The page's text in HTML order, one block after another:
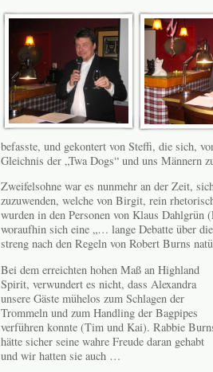
befasste, und gekontert von Steffi, die sich,
Gleichnis der „Twa Dogs“ und uns Männern
Zweifelsohne war es nunmehr an der Zeit,
zuzuwenden, welche von Birgit, rein
wurden in den Personen von Klaus Dahlgrün
woraufhin sich eine „… lange Debatte über
streng nach den Regeln von Robert Burns
Bei dem erreichten hohen Maß an Highland
Spirit, verwundert es nicht, dass Alexandra
unsere Gäste mühelos zum Schlagen der
Trommeln und zum Handling der Bagpipes
verführen konnte (Tim und Kai). Rabbie
hätte sicher seine wahre Freude daran gehabt
und wir hatten sie auch …